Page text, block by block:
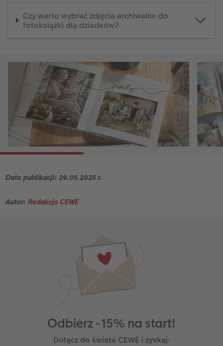
Czy warto wybrać zdjęcia archiwalne do
fotoksiążki dla dziadków?
Data publikacji: 29.05.2025 r.
Autor:Redakcja CEWE
Odbierz -15% na start!
Dołącz do świata CEWE i zyskaj: